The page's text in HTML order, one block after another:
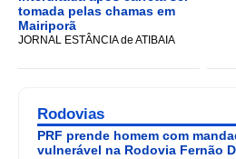
tomada pelas chamas em
Mairiporã
JORNAL ESTÂNCIA de ATIBAIA
Rodovias
PRF prende homem com
vulnerável na Rodovia Fernão